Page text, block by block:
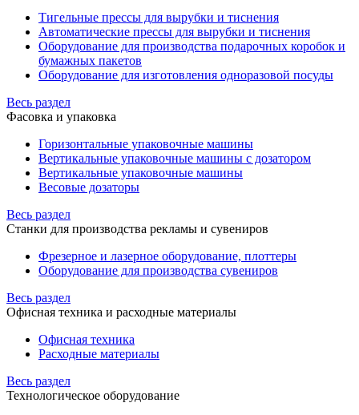
Тигельные прессы для вырубки и тиснения
Автоматические прессы для вырубки и тиснения
Оборудование для производства подарочных коробок и
бумажных пакетов
Оборудование для изготовления одноразовой посуды
Весь раздел
Фасовка и упаковка
Горизонтальные упаковочные машины
Вертикальные упаковочные машины с дозатором
Вертикальные упаковочные машины
Весовые дозаторы
Весь раздел
Станки для производства рекламы и сувениров
Фрезерное и лазерное оборудование, плоттеры
Оборудование для производства сувениров
Весь раздел
Офисная техника и расходные материалы
Офисная техника
Расходные материалы
Весь раздел
Технологическое оборудование